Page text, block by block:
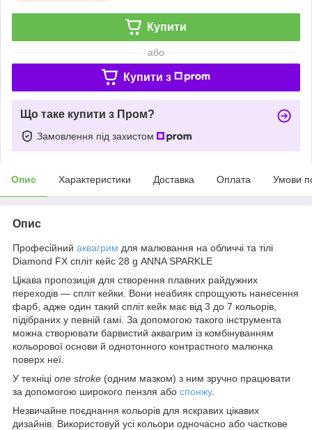
Купити
або
Купити з
Що таке купити з Пром?
Замовлення під захистом
Опис Характеристики Доставка Оплата Умови
Опис
Професійний аквагрим для малювання на обличчі та тілі
Diamond FX спліт кейс 28 g ANNA SPARKLE
Цікава пропозиція для створення плавних райдужних
переходів — спліт кейки. Вони неабияк спрощують нанесення
фарб, адже один такий спліт кейк має від 3 до 7 кольорів,
підібраних у певній гамі. За допомогою такого інструмента
можна створювати барвистий аквагрим із комбінуванням
кольорової основи й однотонного контрастного малюнка
поверх неї.
У техніці one stroke (одним мазком) з ним зручно працювати
за допомогою широкого пензля або спонжу.
Незвичайне поєднання кольорів для яскравих цікавих
дизайнів. Використовуй усі кольори одночасно або часткове